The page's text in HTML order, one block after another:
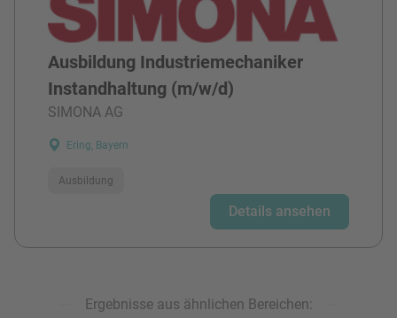
Ausbildung Industriemechaniker
Instandhaltung (m/w/d)
SIMONA AG
Ering, Bayern
Ausbildung
Details ansehen
Ergebnisse aus ähnlichen Bereichen: